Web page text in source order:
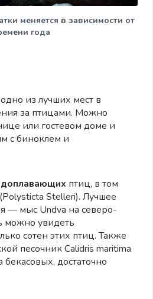
меняется в зависимости от
года
из лучших мест в
за птицами. Можно
или гостевом доме и
с биноклем и
птиц, в том
Stelleri). Лучшее
— мыс Undva на северо-
можно увидеть
сотен этих птиц. Также
песочник Calidris maritima
достаточно